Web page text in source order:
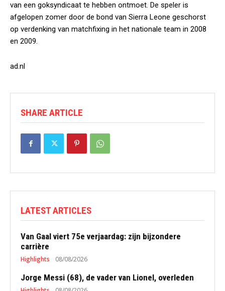
van een goksyndicaat te hebben ontmoet. De speler is
afgelopen zomer door de bond van Sierra Leone geschorst
op verdenking van matchfixing in het nationale team in 2008
en 2009.
ad.nl
SHARE ARTICLE
LATEST ARTICLES
Van Gaal viert 75e verjaardag: zijn bijzondere
carrière
Highlights 08/08/2026
Jorge Messi (68), de vader van Lionel, overleden